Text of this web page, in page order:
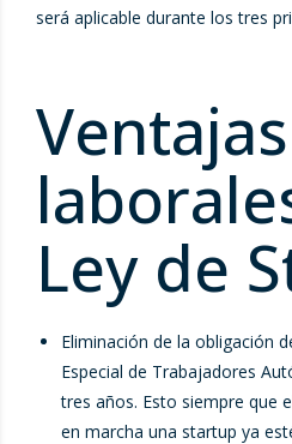
será aplicable durante los tres
Ventajas
Ley de
Eliminación de la obligación
Especial de Trabajadores
tres años. Esto siempre que
en marcha una startup ya